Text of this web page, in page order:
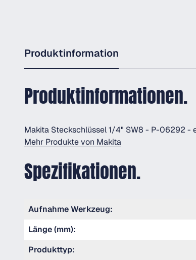
Produktinformation
Produktinformationen.
Makita Steckschlüssel 1/4" SW8 - P-06292 -
Mehr Produkte von Makita
Spezifikationen.
Aufnahme Werkzeug:
Länge (mm):
Produkttyp: